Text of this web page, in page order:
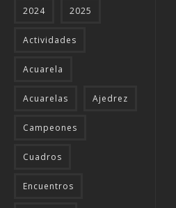
2024 2025
Actividades
Acuarela
Acuarelas Ajedrez
Campeones
Cuadros
Encuentros